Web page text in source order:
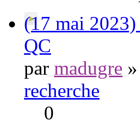
(17 mai
QC
par madugre
recherche
0